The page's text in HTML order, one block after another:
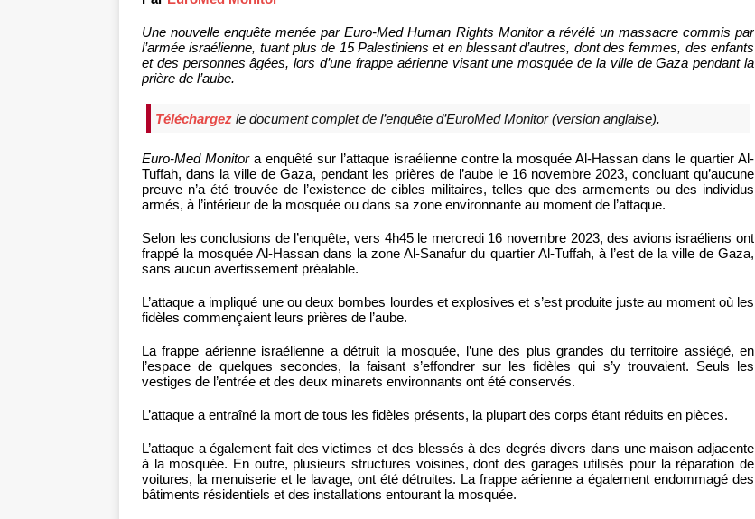
Une nouvelle enquête menée par Euro-Med Human Rights Monitor a révélé un massacre commis par
l’armée israélienne, tuant plus de 15 Palestiniens et en blessant d’autres, dont des femmes, des enfants
et des personnes âgées, lors d’une frappe aérienne visant une mosquée de la ville de Gaza pendant la
prière de l’aube.
Téléchargez le document complet de l’enquête d’EuroMed Monitor (version anglaise).
Euro-Med Monitora enquêté sur l’attaque israélienne contre la mosquée Al-Hassan dans le quartier Al-
Tuffah, dans la ville de Gaza, pendant les prières de l’aube le 16 novembre 2023, concluant qu’aucune
preuve n’a été trouvée de l’existence de cibles militaires, telles que des armements ou des individus
armés, à l’intérieur de la mosquée ou dans sa zone environnante au moment de l’attaque.
Selon les conclusions de l’enquête, vers 4h45 le mercredi 16 novembre 2023, des avions israéliens ont
frappé la mosquée Al-Hassan dans la zone Al-Sanafur du quartier Al-Tuffah, à l’est de la ville de Gaza,
sans aucun avertissement préalable.
L’attaque a impliqué une ou deux bombes lourdes et explosives et s’est produite juste au moment où les
fidèles commençaient leurs prières de l’aube.
La frappe aérienne israélienne a détruit la mosquée, l’une des plus grandes du territoire assiégé, en
l’espace de quelques secondes, la faisant s’effondrer sur les fidèles qui s’y trouvaient. Seuls les
vestiges de l’entrée et des deux minarets environnants ont été conservés.
L’attaque a entraîné la mort de tous les fidèles présents, la plupart des corps étant réduits en pièces.
L’attaque a également fait des victimes et des blessés à des degrés divers dans une maison adjacente
à la mosquée. En outre, plusieurs structures voisines, dont des garages utilisés pour la réparation de
voitures, la menuiserie et le lavage, ont été détruites. La frappe aérienne a également endommagé des
bâtiments résidentiels et des installations entourant la mosquée.